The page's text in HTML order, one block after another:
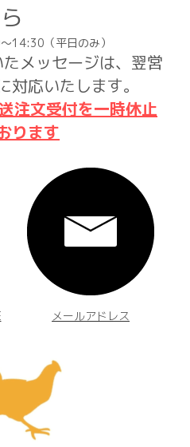
ら
14:30（平⽇のみ）
メッセージは、翌営
対応いたします。
注文受付を一時休止
ります
メールアドレス